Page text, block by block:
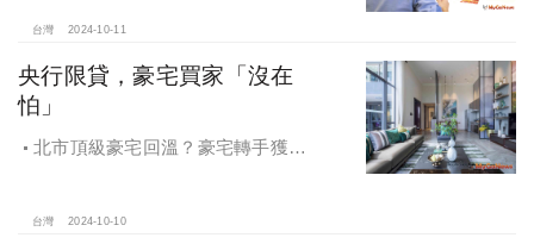
產交易安全
台灣 2024-10-11
央行限貸，豪宅買家「沒在
怕」
北市頂級豪宅回溫？豪宅轉手獲利
台灣 2024-10-10